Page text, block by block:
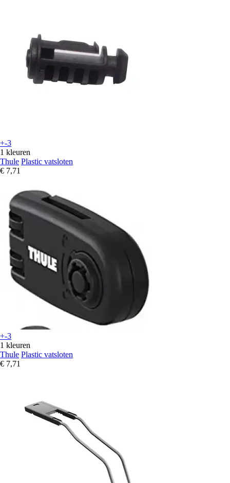
+-3
1 kleuren
Thule Plastic vatsloten
€ 7,71
+-3
1 kleuren
Thule Plastic vatsloten
€ 7,71